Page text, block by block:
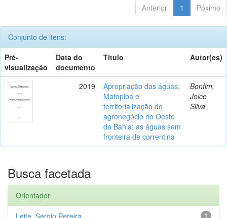
Anterior 1 Póximo
Conjunto de itens:
Pré-
visualização
Data do
documento
Título Autor(es)
2019
Apropriação das águas,
Matopiba e
territorialização do
agronegócio no Oeste
da Bahia: as águas sem
fronteira de correntina
Bonfim,
Joice
Silva
Busca facetada
Orientador
1
Leite, Sergio Pereira